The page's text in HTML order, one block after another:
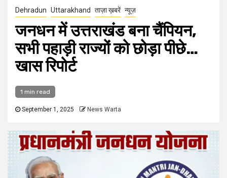
Dehradun Uttarakhand ताज़ा ख़बरें न्यूज़
जनधन में उत्तराखंड बना चैंपियन,
सभी पहाड़ी राज्यों को छोड़ा पीछे…
खास रिपोर्ट
1 min read
September 1, 2025 News Warta